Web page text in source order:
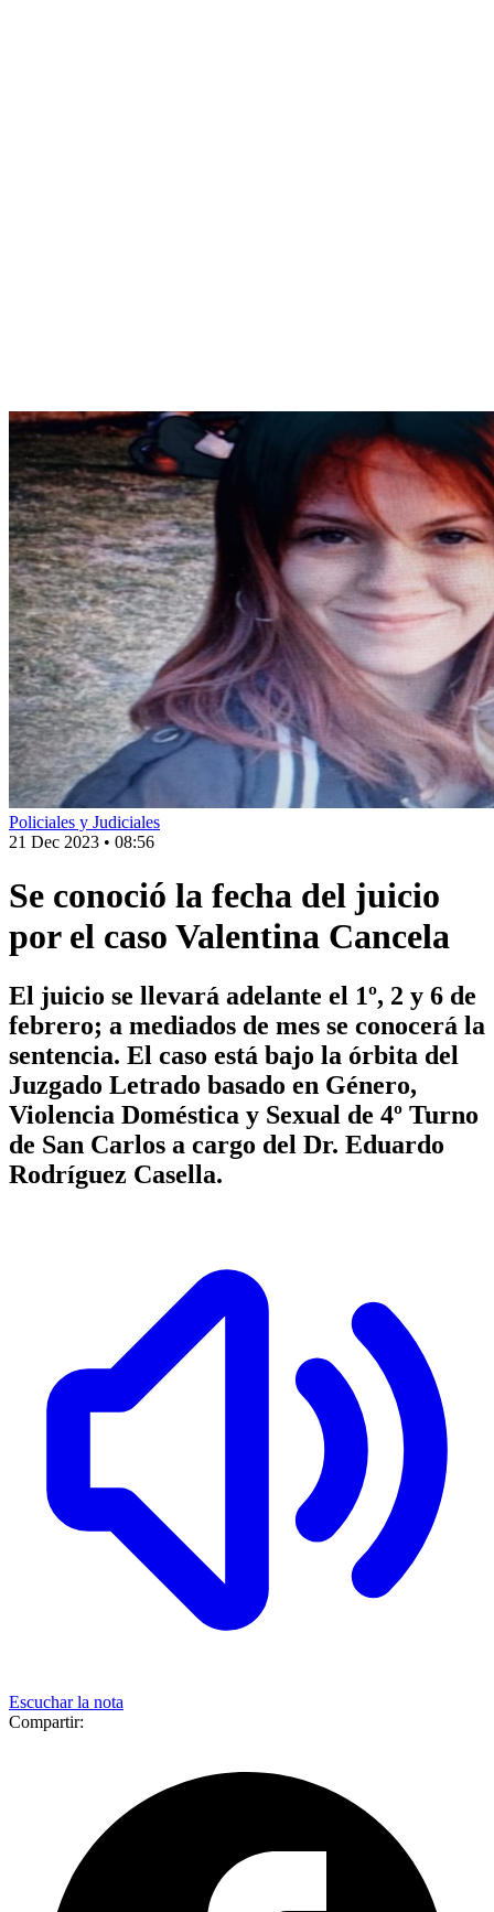
Policiales y Judiciales
21 Dec 2023 • 08:56
Se conoció la fecha del juicio
por el caso Valentina Cancela
El juicio se llevará adelante el 1º, 2 y 6 de
febrero; a mediados de mes se conocerá la
sentencia. El caso está bajo la órbita del
Juzgado Letrado basado en Género,
Violencia Doméstica y Sexual de 4º Turno
de San Carlos a cargo del Dr. Eduardo
Rodríguez Casella.
Escuchar la nota
Compartir: